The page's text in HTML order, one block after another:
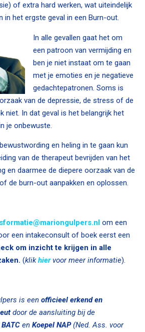
of extra hard werken, wat uiteindelijk
in het ergste geval in een Burn-out.
In alle gevallen gaat het om
een patroon van vermijding en
ben je niet instaat om te gaan
met je emoties en je negatieve
gedachtepatronen. Soms is
van de depressie, de stress of de
niet. In dat geval is het belangrijk het
je onbewuste.
en heling in te gaan kun
van de therapeut bevrijden van het
en daarmee de diepere oorzaak van de
de burn-out aanpakken en oplossen.
om een
een intakeconsult of boek eerst een
om inzicht te krijgen in alle
(klikhiervoor meer informatie).
is een officieel erkend en
door de aansluiting bij de
BATC en Koepel NAP(Ned. Ass. voor